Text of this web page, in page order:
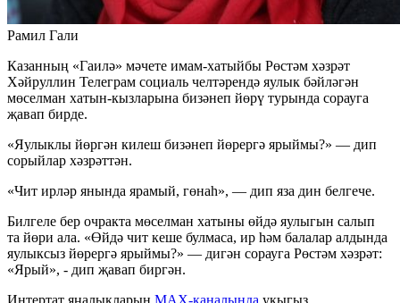
Рамил Гали
Казанның «Гаилә» мәчете имам-хатыйбы Рөстәм хәзрәт
Хәйруллин Телеграм социаль челтәрендә яулык бәйләгән
мөселман хатын-кызларына бизәнеп йөрү турында сорауга
җавап бирде.
«Яулыклы йөргән килеш бизәнеп йөрергә ярыймы?» — дип
сорыйлар хәзрәттән.
«Чит ирләр янында ярамый, гөнаһ», — дип яза дин белгече.
Билгеле бер очракта мөселман хатыны өйдә яулыгын салып
та йөри ала. «Өйдә чит кеше булмаса, ир һәм балалар алдында
яулыксыз йөрергә ярыймы?» — дигән сорауга Рөстәм хәзрәт:
«Ярый», - дип җавап биргән.
Интертат яңалыкларын MAX-каналында укыгыз